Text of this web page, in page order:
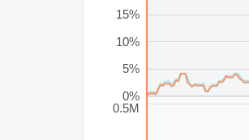
0.5M
0%
5%
10%
15%